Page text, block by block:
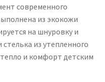
современного
из экокожи
на шнуровку и
из утепленного
и комфорт детским